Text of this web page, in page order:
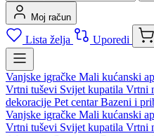
Moj račun
Lista želja Uporedi
Vanjske igračke Mali kućanski
Vrtni tuševi Svijet kupatila Vrtni
dekoracije Pet centarBazeni i
Vanjske igračke Mali kućanski
Vrtni tuševi Svijet kupatila Vrtni